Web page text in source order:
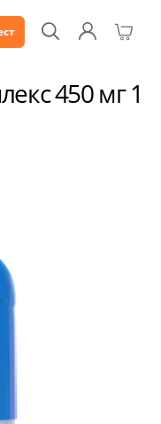
комплекс 450 мг 1
450 мг 1